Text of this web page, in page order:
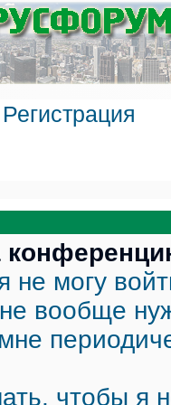
Регистрация
не могу
вообще
чтобы я